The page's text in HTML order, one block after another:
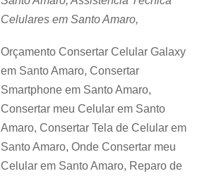
Celulares em Santo Amaro,
Orçamento Consertar Celular Galaxy
em Santo Amaro, Consertar
Smartphone em Santo Amaro,
Consertar meu Celular em Santo
Amaro, Consertar Tela de Celular em
Santo Amaro, Onde Consertar meu
Celular em Santo Amaro, Reparo de